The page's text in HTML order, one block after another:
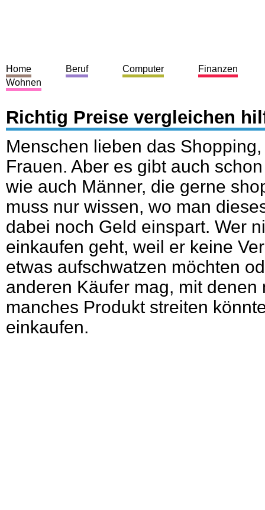
Richtig Preise vergleichen
Menschen lieben das
Frauen. Aber es gibt auch
wie auch Männer, die gerne
muss nur wissen, wo man
dabei noch Geld einspart. Wer
einkaufen geht, weil er keine
etwas aufschwatzen möchten
anderen Käufer mag, mit denen
manches Produkt streiten
einkaufen.
Home Beruf Computer
Finanzen
Wohnen